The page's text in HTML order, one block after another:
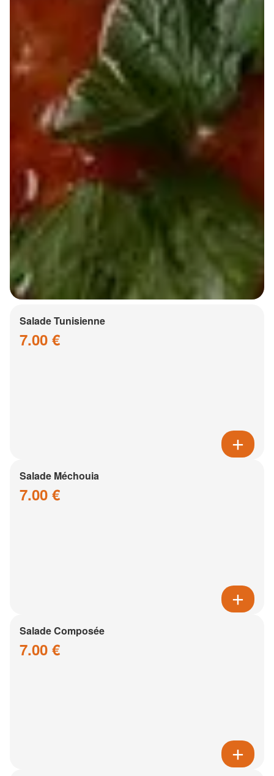
Salade Tunisienne
7.00 €
Salade Méchouia
7.00 €
Salade Composée
7.00 €